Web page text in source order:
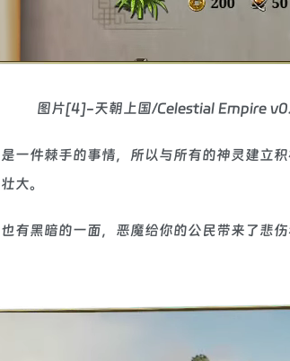
一件棘手的事情，所以与所有的神灵建立
大。
有黑暗的一面，恶魔给你的公民带来了悲伤